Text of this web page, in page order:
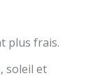
plus frais.
soleil et